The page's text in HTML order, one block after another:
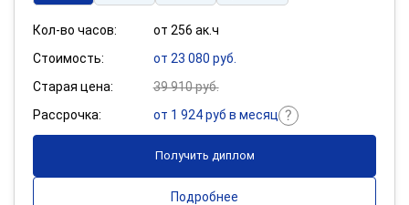
Кол-во часов:
от 256 ак.ч
Стоимость:
от 23 080 руб.
Старая цена:
39 910 руб.
Рассрочка:
от 1 924 руб в месяц
Получить диплом
Подробнее